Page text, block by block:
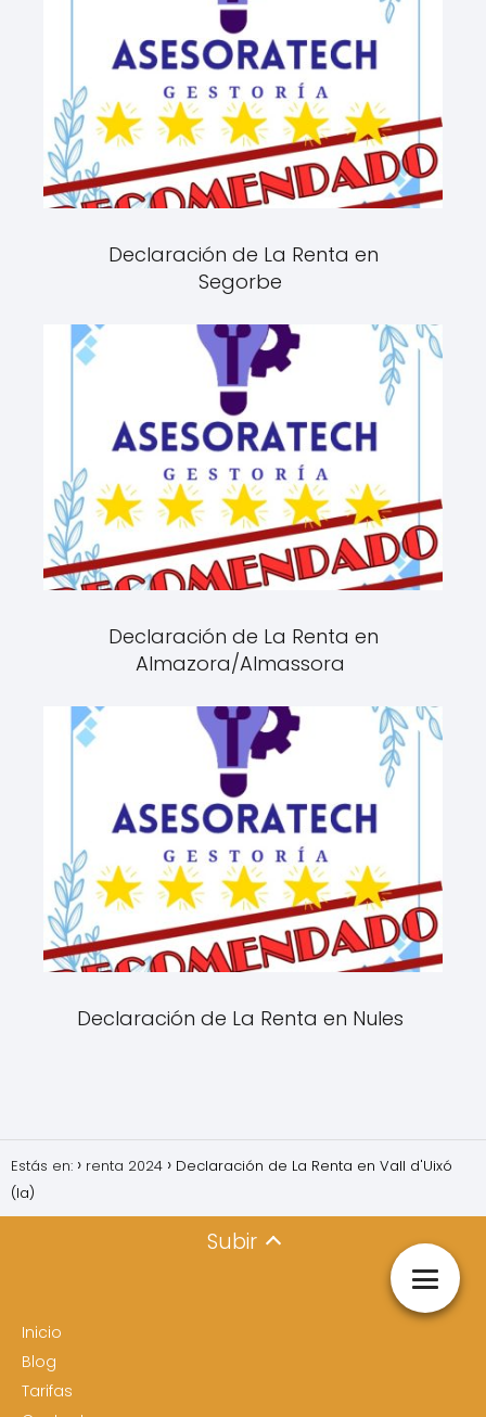
Declaración de La Renta en
Segorbe
Declaración de La Renta en
Almazora/Almassora
Declaración de La Renta en Nules
Estás en: renta 2024
Declaración de La Renta en Vall d'Uixó
(la)
Subir
Inicio
Blog
Tarifas